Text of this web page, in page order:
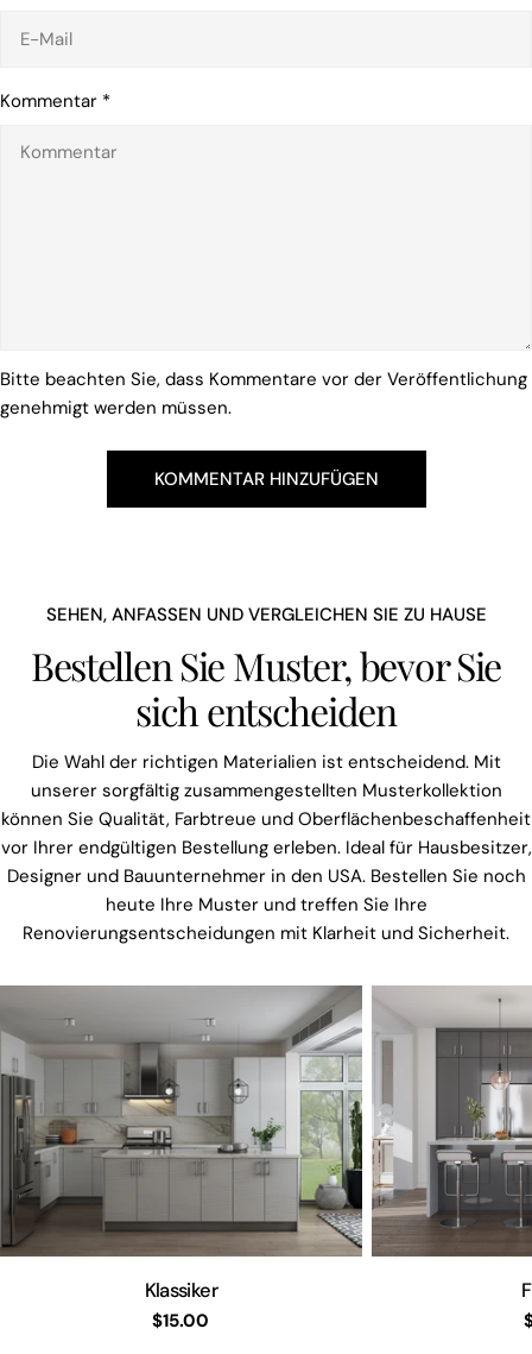
Kommentar *
Bitte beachten Sie, dass Kommentare vor der Veröffentlichung
genehmigt werden müssen.
SEHEN, ANFASSEN UND VERGLEICHEN SIE ZU HAUSE
Bestellen Sie Muster, bevor Sie
sich entscheiden
Die Wahl der richtigen Materialien ist entscheidend. Mit
unserer sorgfältig zusammengestellten Musterkollektion
können Sie Qualität, Farbtreue und Oberflächenbeschaffenheit
vor Ihrer endgültigen Bestellung erleben. Ideal für Hausbesitzer,
Designer und Bauunternehmer in den USA. Bestellen Sie noch
heute Ihre Muster und treffen Sie Ihre
Renovierungsentscheidungen mit Klarheit und Sicherheit.
Klassiker
Regulärer
$15.00